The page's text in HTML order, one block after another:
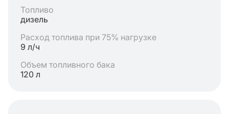
Топливо
дизель
Расход топлива при 75% нагрузке
9 л/ч
Объем топливного бака
120 л